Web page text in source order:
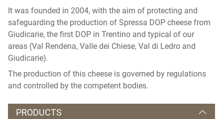
It was founded in 2004, with the aim of protecting and
safeguarding the production of Spressa DOP cheese from
Giudicarie, the first DOP in Trentino and typical of our
areas (Val Rendena, Valle dei Chiese, Val di Ledro and
Giudicarie).
The production of this cheese is governed by regulations
and controlled by the competent bodies.
PRODUCTS